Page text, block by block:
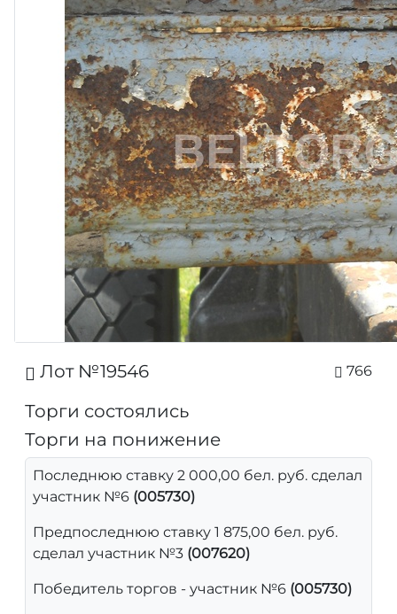
Лот №19546 766
Торги состоялись
Торги на понижение
Последнюю ставку 2 000,00 бел. руб. сделал
участник №6 (005730)
Предпоследнюю ставку 1 875,00 бел. руб.
сделал участник №3 (007620)
Победитель торгов - участник №6 (005730)